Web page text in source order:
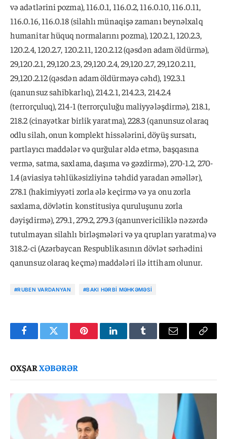
və adətlərini pozma), 116.0.1, 116.0.2, 116.0.10, 116.0.11,
116.0.16, 116.0.18 (silahlı münaqişə zamanı beynəlxalq
humanitar hüquq normalarını pozma), 120.2.1, 120.2.3,
120.2.4, 120.2.7, 120.2.11, 120.2.12 (qəsdən adam öldürmə),
29,120.2.1, 29,120.2.3, 29,120.2.4, 29,120.2.7, 29,120.2.11,
29,120.2.12 (qəsdən adam öldürməyə cəhd), 192.3.1
(qanunsuz sahibkarlıq), 214.2.1, 214.2.3, 214.2.4
(terrorçuluq), 214-1 (terrorçuluğu maliyyələşdirmə), 218.1,
218.2 (cinayətkar birlik yaratma), 228.3 (qanunsuz olaraq
odlu silah, onun komplekt hissələrini, döyüş sursatı,
partlayıcı maddələr və qurğular əldə etmə, başqasına
vermə, satma, saxlama, daşıma və gəzdirmə), 270-1.2, 270-
1.4 (aviasiya təhlükəsizliyinə təhdid yaradan əməllər),
278.1 (hakimiyyəti zorla ələ keçirmə və ya onu zorla
saxlama, dövlətin konstitusiya quruluşunu zorla
dəyişdirmə), 279.1, 279.2, 279.3 (qanunvericiliklə nəzərdə
tutulmayan silahlı birləşmələri və ya qrupları yaratma) və
318.2-ci (Azərbaycan Respublikasının dövlət sərhədini
qanunsuz olaraq keçmə) maddələri ilə ittiham olunur.
#RUBEN VARDANYAN #BAKI HƏRBI MƏHKƏMƏSI
FacebookTwitter PinterestLinkedInTumblr Email
Copy
OXŞARXƏBƏRƏR